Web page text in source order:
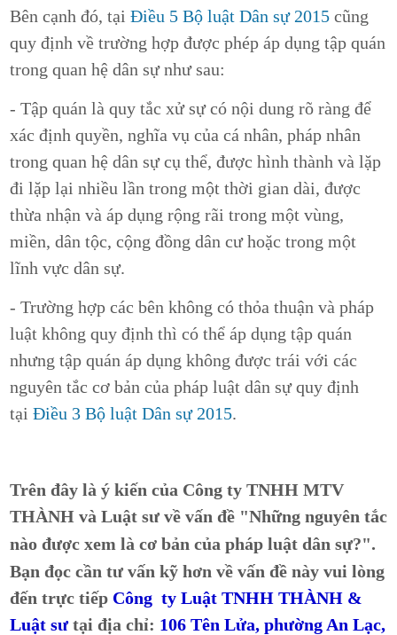
Bên cạnh đó, tại Điều 5 Bộ luật Dân sự 2015cũng
quy định về trường hợp được phép áp dụng tập quán
trong quan hệ dân sự như sau:
- Tập quán là quy tắc xử sự có nội dung rõ ràng để
xác định quyền, nghĩa vụ của cá nhân, pháp nhân
trong quan hệ dân sự cụ thể, được hình thành và lặp
đi lặp lại nhiều lần trong một thời gian dài, được
thừa nhận và áp dụng rộng rãi trong một vùng,
miền, dân tộc, cộng đồng dân cư hoặc trong một
lĩnh vực dân sự.
- Trường hợp các bên không có thỏa thuận và pháp
luật không quy định thì có thể áp dụng tập quán
nhưng tập quán áp dụng không được trái với các
nguyên tắc cơ bản của pháp luật dân sự quy định
tại Điều 3 Bộ luật Dân sự 2015.
Trên đây là ý kiến của Công ty TNHH MTV
THÀNH và Luật sư về vấn đề "Những nguyên tắc
nào được xem là cơ bản của pháp luật dân sự?".
Bạn đọc cần tư vấn kỹ hơn về vấn đề này vui lòng
đến trực tiếp Công ty Luật TNHH THÀNH &
Luật sưtại địa chỉ: 106 Tên Lửa, phường An Lạc,